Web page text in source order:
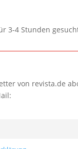
3-4 Stunden
von revista.de